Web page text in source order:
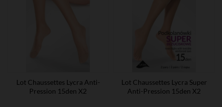
Lot Chaussettes Lycra Anti-
Pression 15den X2
Lot Chaussettes Lycra Super
Anti-Pression 15den X2